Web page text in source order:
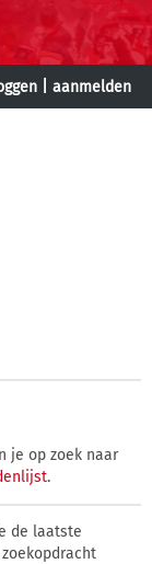
aanmelden
je op zoek naar
.
de laatste